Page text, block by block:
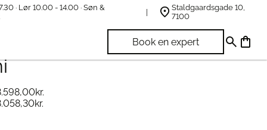
· Lør 10.00 - 14.00 · Søn &
Staldgaardsgade 10,
7100
Book en expert
Sengetøj 2 sæt Steel
kr.
kr.